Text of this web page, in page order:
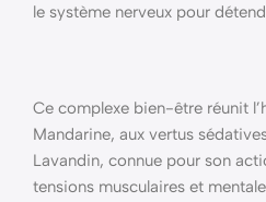
le système nerveux pour
Ce complexe bien-être réunit
Mandarine, aux vertus
Lavandin, connue pour son
tensions musculaires et